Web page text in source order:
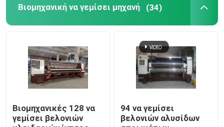
Βιομηχανική να γεμίσει μηχανή (34)
Βιομηχανικές 128 να
γεμίσει βελονιών
94 να γεμίσει
βελονιών αλυσίδων